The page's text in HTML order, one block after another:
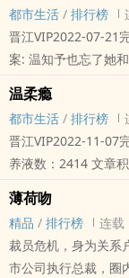
都市生活 / 排行榜
晋江VIP2022-07-21完结 总书评数：2509 当前被收藏数：
案: 温知予也忘了她和顾谈隽是怎么开始的。 湿漉雨夜，长廊尽头。
温柔瘾
都市生活 / 排行榜
晋江VIP2022-11-07完结 总书评数：3316 当前被收藏数：
养液数：2414 文章积分：
什么..
薄荷吻
精品 / 排行榜
连载
裁员危机，身为关
市公司执行总裁，圈